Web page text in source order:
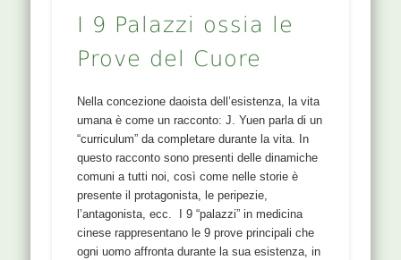
I 9 Palazzi ossia le
Prove del Cuore
Nella concezione daoista dell’esistenza, la vita
umana è come un racconto: J. Yuen parla di un
“curriculum” da completare durante la vita. In
questo racconto sono presenti delle dinamiche
comuni a tutti noi, così come nelle storie è
presente il protagonista, le peripezie,
l’antagonista, ecc. I 9 “palazzi” in medicina
cinese rappresentano le 9 prove principali che
ogni uomo affronta durante la sua esistenza, in